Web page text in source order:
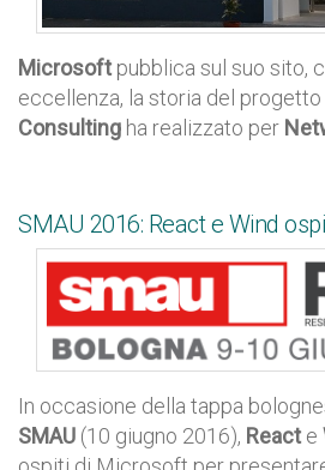
Microsoftpubblica sul suo sito,
eccellenza, la storia del progetto
Consulting ha realizzato per
SMAU 2016: React e Wind
In occasione della tappa
SMAU (10 giugno 2016), Reacte